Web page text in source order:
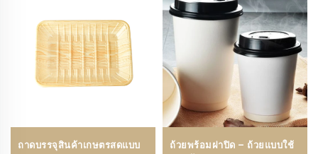
ถาดบรรจุสินค้าเกษตรสดแบบ
ถ้วยพร้อมฝาปิด – ถ้วยแบบใช้